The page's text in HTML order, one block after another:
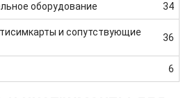
оборудование 34
и сопутствующие
36
6